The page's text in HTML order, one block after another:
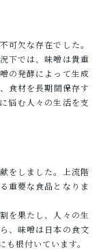
可欠な存在でした。
下では、味噌は貴重
の発酵によって生成
食材を長期間保存す
悩む人々の生活を支
をしました。上流階
重要な食品となりま
を果たし、人々の生
、味噌は日本の食文
根付いています。